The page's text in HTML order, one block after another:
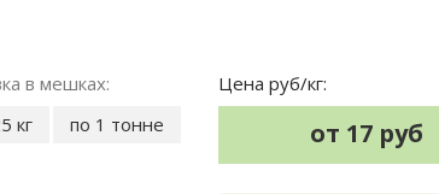
в мешках:
кг
по 1 тонне
Цена руб/кг:
от 17 руб